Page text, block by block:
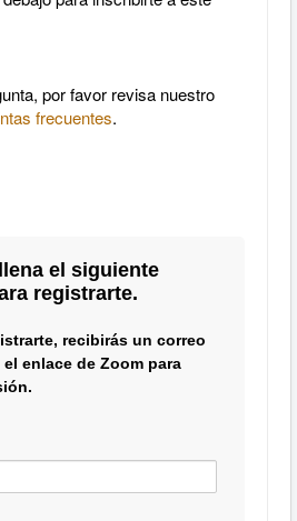
por favor revisa nuestro
frecuentes.
el siguiente
registrarte.
recibirás un correo
enlace de Zoom para